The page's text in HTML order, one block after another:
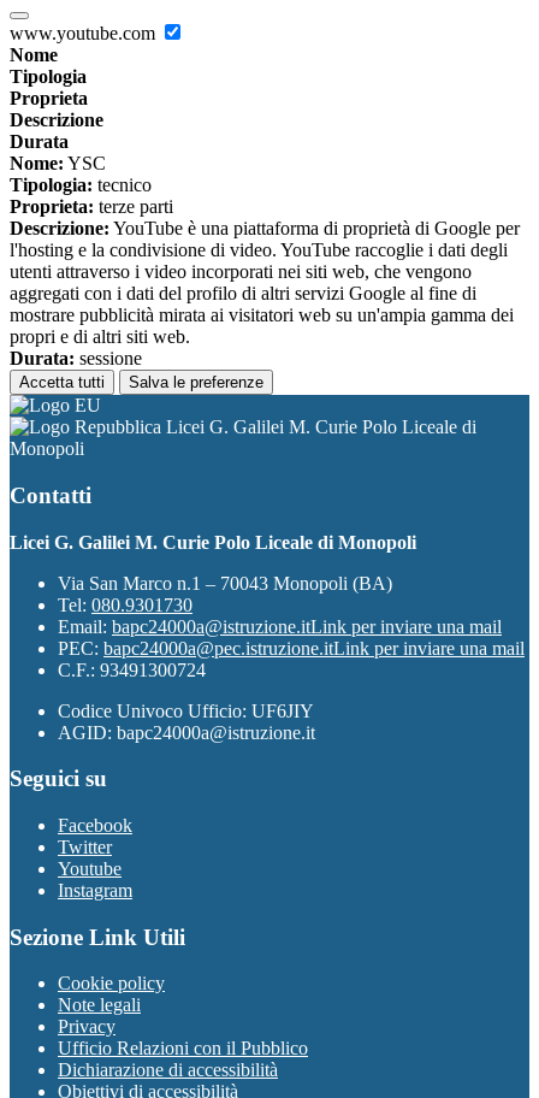
www.youtube.com
Nome
Tipologia
Proprieta
Descrizione
Durata
Nome: YSC
Tipologia: tecnico
Proprieta: terze parti
Descrizione: YouTube è una piattaforma di proprietà di Google per
l'hosting e la condivisione di video. YouTube raccoglie i dati degli
utenti attraverso i video incorporati nei siti web, che vengono
aggregati con i dati del profilo di altri servizi Google al fine di
mostrare pubblicità mirata ai visitatori web su un'ampia gamma dei
propri e di altri siti web.
Durata: sessione
Accetta tutti Salva le preferenze
Licei G. Galilei M. Curie Polo Liceale di
Monopoli
Contatti
Licei G. Galilei M. Curie Polo Liceale di Monopoli
Via San Marco n.1 – 70043 Monopoli (BA)
Tel: 080.9301730
Email: bapc24000a@istruzione.itLink per inviare una mail
PEC: bapc24000a@pec.istruzione.itLink per inviare una mail
C.F.: 93491300724
Codice Univoco Ufficio: UF6JIY
AGID: bapc24000a@istruzione.it
Seguici su
Facebook
Twitter
Youtube
Instagram
Sezione Link Utili
Cookie policy
Note legali
Privacy
Ufficio Relazioni con il Pubblico
Dichiarazione di accessibilità
Obiettivi di accessibilità